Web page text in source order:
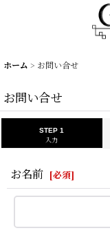
ホーム > お問い合せ
お問い合せ
STEP 1
入力
お名前 [必須]